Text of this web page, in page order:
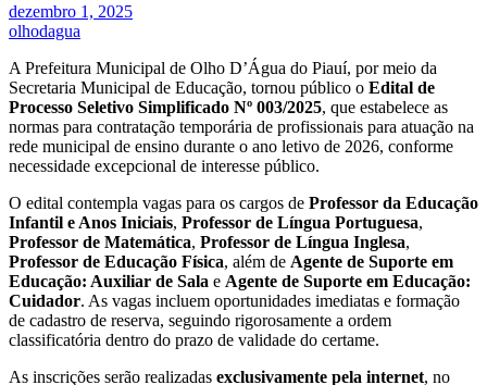
dezembro 1, 2025
olhodagua
A Prefeitura Municipal de Olho D’Água do Piauí, por meio da
Secretaria Municipal de Educação, tornou público o Edital de
Processo Seletivo Simplificado Nº 003/2025, que estabelece as
normas para contratação temporária de profissionais para atuação na
rede municipal de ensino durante o ano letivo de 2026, conforme
necessidade excepcional de interesse público.
O edital contempla vagas para os cargos de Professor da Educação
Infantil e Anos Iniciais, Professor de Língua Portuguesa,
Professor de Matemática, Professor de Língua Inglesa,
Professor de Educação Física, além de Agente de Suporte em
Educação: Auxiliar de Sala e Agente de Suporte em Educação:
Cuidador. As vagas incluem oportunidades imediatas e formação
de cadastro de reserva, seguindo rigorosamente a ordem
classificatória dentro do prazo de validade do certame.
As inscrições serão realizadas exclusivamente pela internet, no